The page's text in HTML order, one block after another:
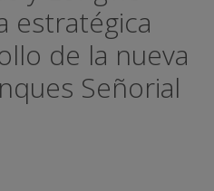
estratégica
de la nueva
Señorial